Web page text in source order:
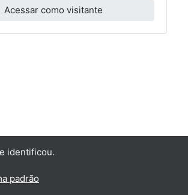
Acessar como visitante
identificou.
padrão